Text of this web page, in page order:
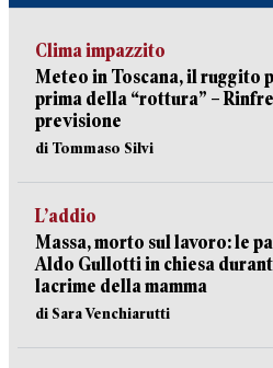
Clima impazzito
Meteo in Toscana, il ruggito
prima della “rottura” –
previsione
di Tommaso Silvi
L’addio
Massa, morto sul lavoro: le
Aldo Gullotti in chiesa
lacrime della mamma
di Sara Venchiarutti